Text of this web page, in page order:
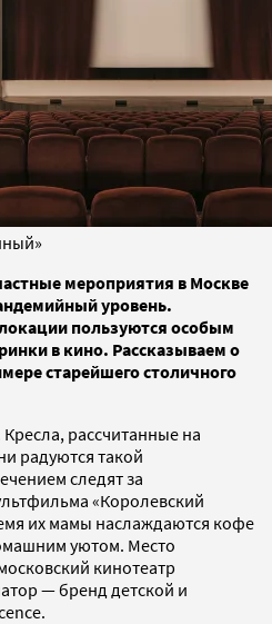
мероприятия в Москве
уровень.
пользуются особым
в кино. Рассказываем о
старейшего столичного
рассчитанные на
радуются такой
следят за
«Королевский
их мамы наслаждаются кофе
уютом. Место
кинотеатр
— бренд детской и